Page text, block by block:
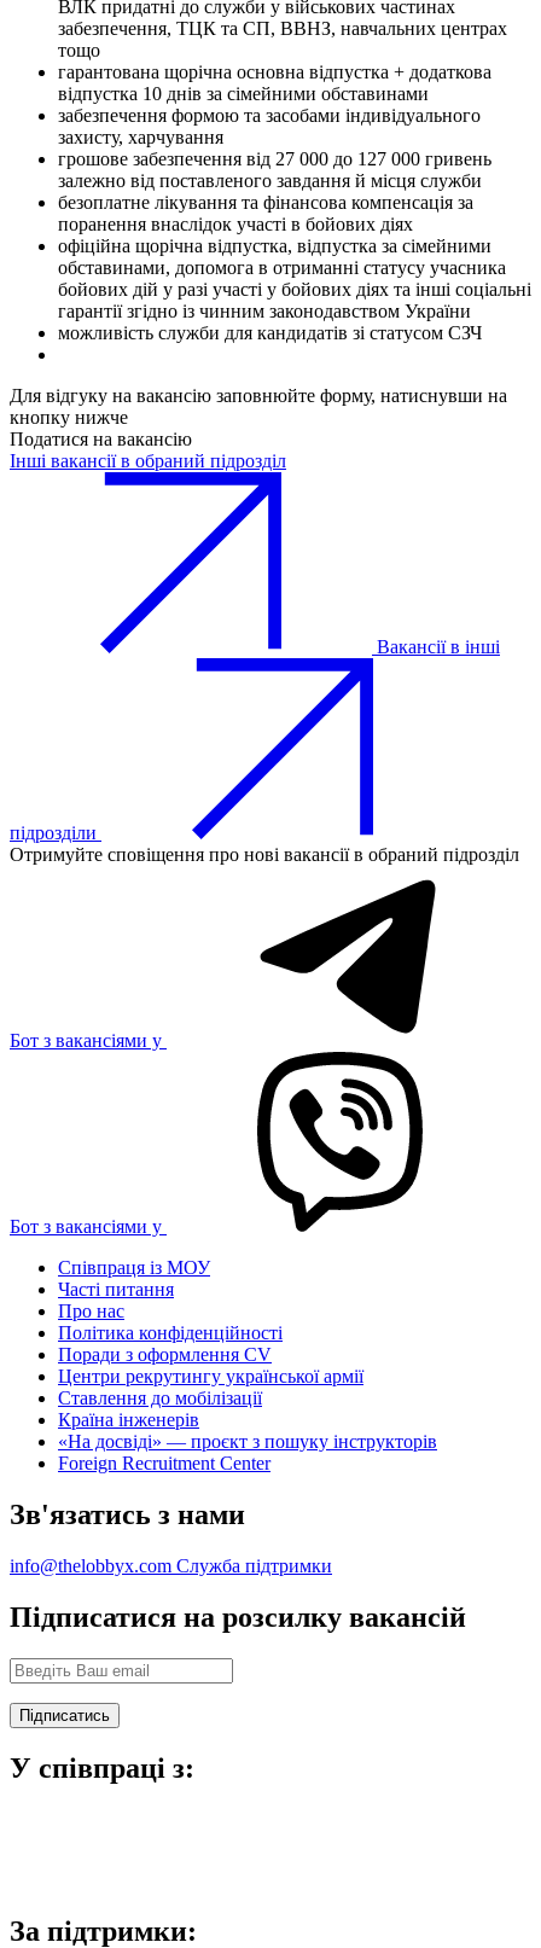
ВЛК придатні до служби у військових частинах
забезпечення, ТЦК та СП, ВВНЗ, навчальних центрах
тощо
гарантована щорічна основна відпустка + додаткова
відпустка 10 днів за сімейними обставинами
забезпечення формою та засобами індивідуального
захисту, харчування
грошове забезпечення від 27 000 до 127 000 гривень
залежно від поставленого завдання й місця служби
безоплатне лікування та фінансова компенсація за
поранення внаслідок участі в бойових діях
офіційна щорічна відпустка, відпустка за сімейними
обставинами, допомога в отриманні статусу учасника
бойових дій у разі участі у бойових діях та інші соціальні
гарантії згідно із чинним законодавством України
можливість служби для кандидатів зі статусом СЗЧ
Для відгуку на вакансію заповнюйте форму, натиснувши на
кнопку нижче
Податися на вакансію
Інші вакансії в обраний підрозділ
Вакансії в інші
підрозділи
Отримуйте сповіщення про нові вакансії в обраний підрозділ
Бот з вакансіями у
Бот з вакансіями у
Співпраця із МОУ
Часті питання
Про нас
Політика конфіденційності
Поради з оформлення CV
Центри рекрутингу української армії
Ставлення до мобілізації
Країна інженерів
«На досвіді» — проєкт з пошуку інструкторів
Foreign Recruitment Center
Зв'язатись з нами
info@thelobbyx.com Служба підтримки
Підписатися на розсилку вакансій
У співпраці з:
За підтримки: